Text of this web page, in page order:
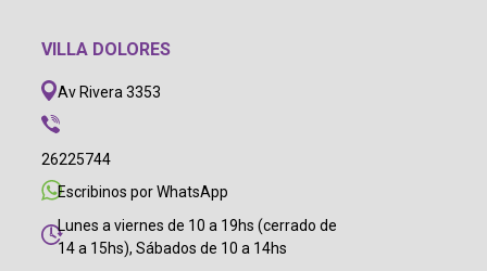
VILLA DOLORES
Av Rivera 3353
26225744
Escribinos por WhatsApp
Lunes a viernes de 10 a 19hs (cerrado de
14 a 15hs), Sábados de 10 a 14hs